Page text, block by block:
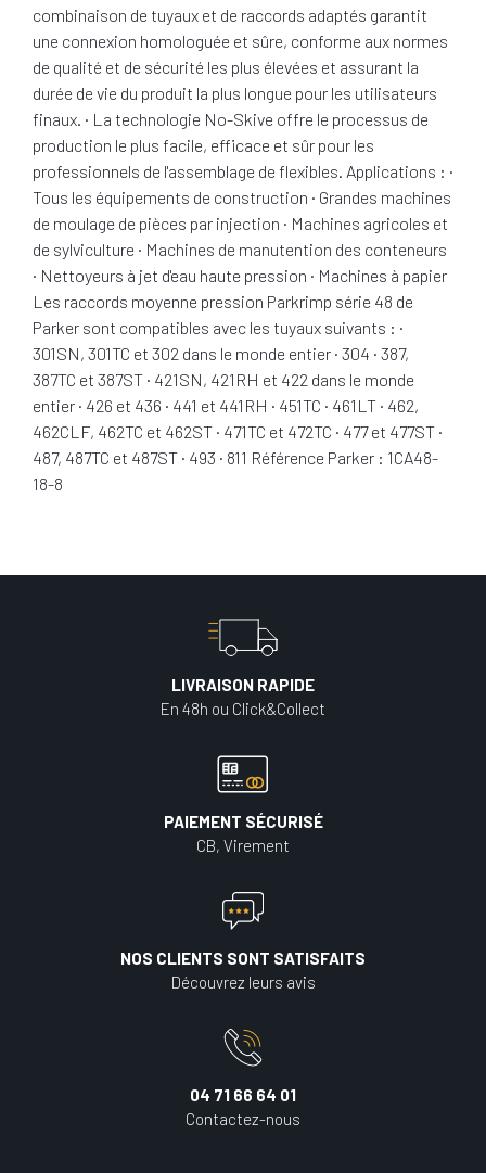
combinaison de tuyaux et de raccords adaptés garantit
une connexion homologuée et sûre, conforme aux normes
de qualité et de sécurité les plus élevées et assurant la
durée de vie du produit la plus longue pour les utilisateurs
finaux. · La technologie No-Skive offre le processus de
production le plus facile, efficace et sûr pour les
professionnels de l'assemblage de flexibles. Applications : ·
Tous les équipements de construction · Grandes machines
de moulage de pièces par injection · Machines agricoles et
de sylviculture · Machines de manutention des conteneurs
· Nettoyeurs à jet d'eau haute pression · Machines à papier
Les raccords moyenne pression Parkrimp série 48 de
Parker sont compatibles avec les tuyaux suivants : ·
301SN, 301TC et 302 dans le monde entier · 304 · 387,
387TC et 387ST · 421SN, 421RH et 422 dans le monde
entier · 426 et 436 · 441 et 441RH · 451TC · 461LT · 462,
462CLF, 462TC et 462ST · 471TC et 472TC · 477 et 477ST ·
487, 487TC et 487ST · 493 · 811 Référence Parker : 1CA48-
18-8
LIVRAISON RAPIDE
En 48h ou Click&Collect
PAIEMENT SÉCURISÉ
CB, Virement
NOS CLIENTS SONT SATISFAITS
Découvrez leurs avis
04 71 66 64 01
Contactez-nous